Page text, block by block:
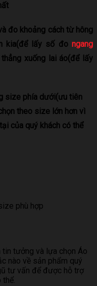
đo khoảng cách từ hông
kia(để lấy số đo ngang
xuống lai áo(để lấy
size phía dưới(ưu tiên
theo size lớn hơn vì
của quý khách có thể
phù hợp
tưởng và lựa chọn Áo
nào về sản phẩm quý
tư vấn để được hỗ trợ
thể.